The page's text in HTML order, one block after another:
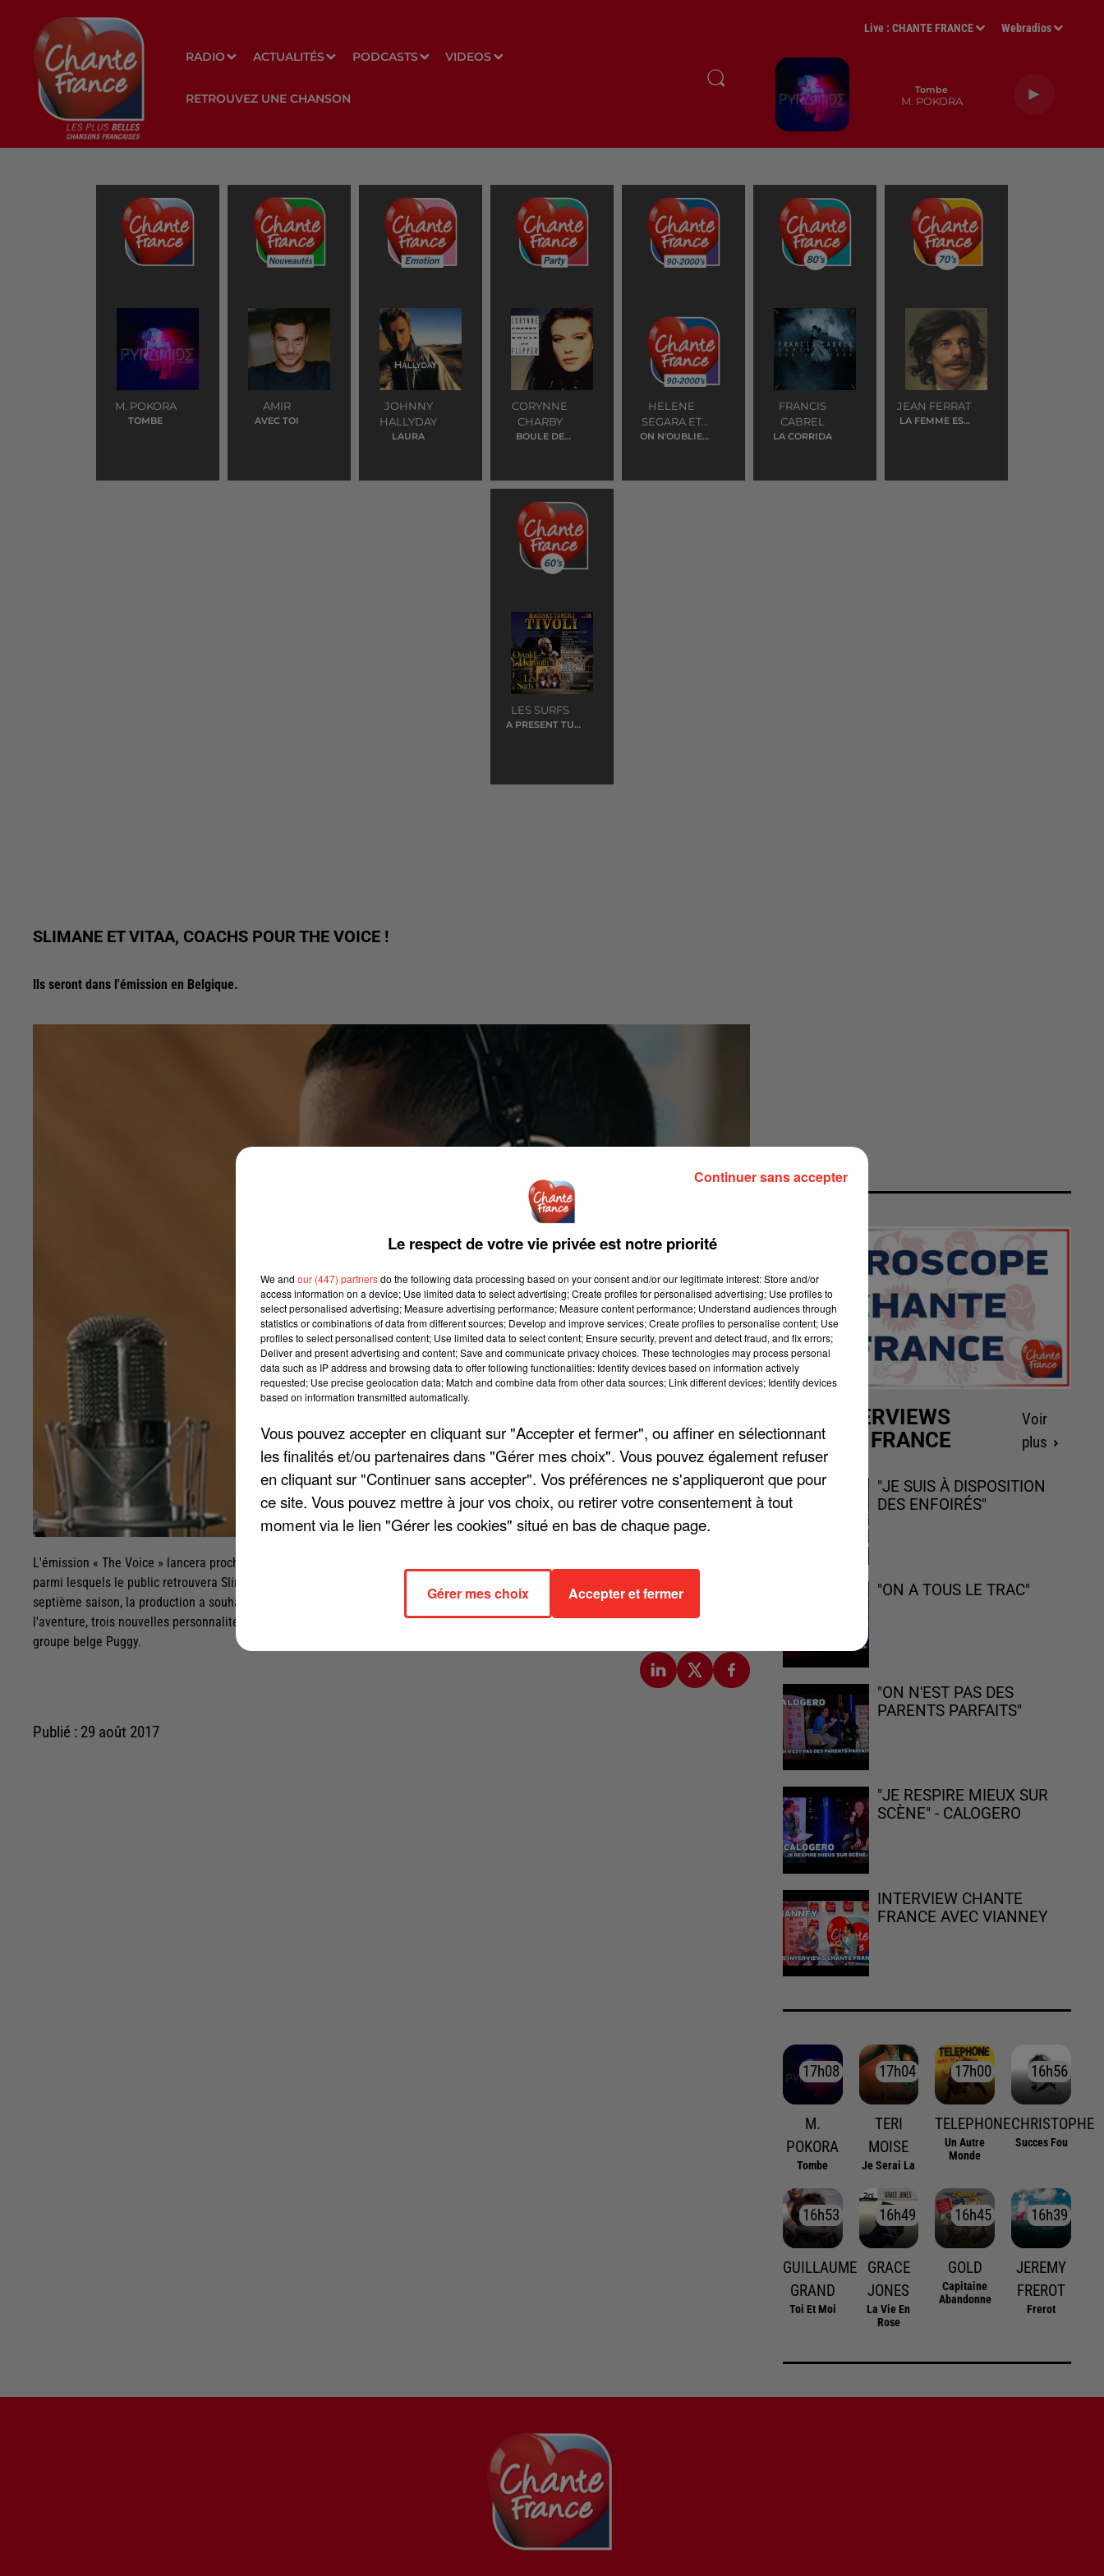
RADIO ACTUALITÉS PODCASTS VIDEOS
RETROUVEZ UNE CHANSON
Live :CHANTE FRANCE Webradios
Tombe
M. POKORA
M. POKORA
TOMBE
AMIR
AVEC TOI
JOHNNY
HALLYDAY
LAURA
CORYNNE
CHARBY
BOULE DE
HELENE
SEGARA ET
LAURA
ON N'OUBLIE
FRANCIS
CABREL
LA CORRIDA
JEAN FERRAT
LA FEMME EST
LES SURFS
A PRESENT TU
SLIMANE ET VITAA, COACHS POUR THE VOICE !
Ils seront dans l'émission en Belgique.
L'émission « The Voice » lancera prochainement sa septième édition en Belgique. La RTBF vient d'officialiser le nom de quatre coachs,
parmi lesquels le public retrouvera Slimane, grand gagnant du télé-crochet en France en 2016, et la chanteuse Vitaa. Pour sa
septième saison, la production a souhaité faire place au renouveau. Si BJ Scott, coach historique, sera encore et toujours de
l'aventure, trois nouvelles personnalités vont s'installer dans les célèbres fauteuils rouge. Le quatrième juré sera Matthew Irons, du
groupe belge Puggy.
Publié : 29 août 2017
LES INTERVIEWS
CHANTE FRANCE
Voir
plus
"JE SUIS À DISPOSITION
DES ENFOIRÉS"
"ON A TOUS LE TRAC"
"ON N'EST PAS DES
PARENTS PARFAITS"
"JE RESPIRE MIEUX SUR
SCÈNE" - CALOGERO
INTERVIEW CHANTE
FRANCE AVEC VIANNEY
17h08
17h08
M.
POKORA
Tombe
17h04
17h04
TERI
MOISE
Je Serai La
17h00
17h00
TELEPHONE
Un Autre
Monde
16h56
16h56
CHRISTOPHE
Succes Fou
16h53
16h53
GUILLAUME
GRAND
Toi Et Moi
16h49
16h49
GRACE
JONES
La Vie En
Rose
16h45
16h45
GOLD
Capitaine
Abandonne
16h39
16h39
JEREMY
FREROT
Frerot
Le respect de votre vie privée est notre priorité
We and our (447) partnersdo the following data processing based on your consent and/or our legitimate interest: Store and/or
access information on a device; Use limited data to select advertising; Create profiles for personalised advertising; Use profiles to
select personalised advertising; Measure advertising performance; Measure content performance; Understand audiences through
statistics or combinations of data from different sources; Develop and improve services; Create profiles to personalise content; Use
profiles to select personalised content; Use limited data to select content; Ensure security, prevent and detect fraud, and fix errors;
Deliver and present advertising and content; Save and communicate privacy choices. These technologies may process personal
data such as IP address and browsing data to offer following functionalities: Identify devices based on information actively
requested; Use precise geolocation data; Match and combine data from other data sources; Link different devices; Identify devices
based on information transmitted automatically.
Vous pouvez accepter en cliquant sur "Accepter et fermer", ou affiner en sélectionnant
les finalités et/ou partenaires dans "Gérer mes choix". Vous pouvez également refuser
en cliquant sur "Continuer sans accepter". Vos préférences ne s'appliqueront que pour
ce site. Vous pouvez mettre à jour vos choix, ou retirer votre consentement à tout
moment via le lien "Gérer les cookies" situé en bas de chaque page.
Gérer mes choix Accepter et fermer
Continuer sans accepter